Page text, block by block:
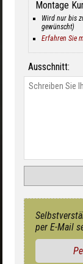
Montage
Wird nur bis
gewünscht)
Erfahren Sie
Ausschnitt:
per E-Mail